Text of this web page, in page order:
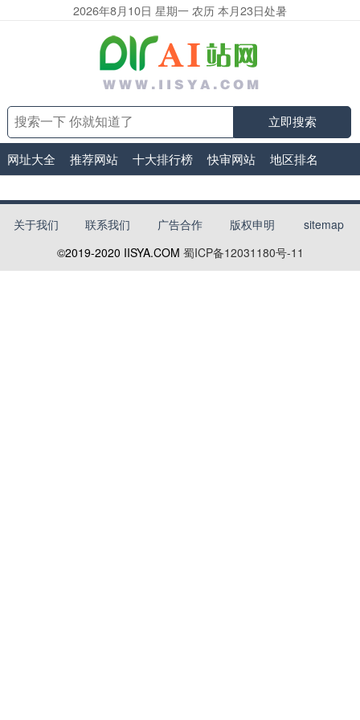
2026年8月10日 星期一 农历 本月23日处暑
立即搜索
网址大全 推荐网站 十大排行榜 快审网站 地区排名
关于我们 联系我们 广告合作 版权申明
sitemap
©2019-2020 IISYA.COM 蜀ICP备12031180号-11